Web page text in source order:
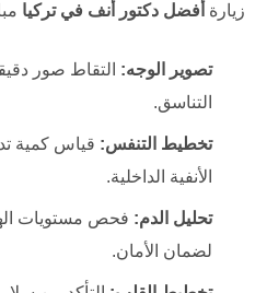
زيارة أفضل دكتور أنف في تركيا
تصوير الوجه: التقاط صور
التناسق.
تخطيط التنفس: قياس كمية
الأنفية الداخلية.
تحليل الدم: فحص مستويات
لضمان الأمان.